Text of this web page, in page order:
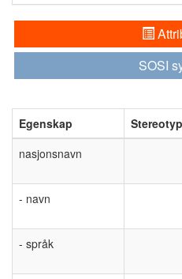
SOSI
Egenskap
nasjonsnavn
- navn
- språk